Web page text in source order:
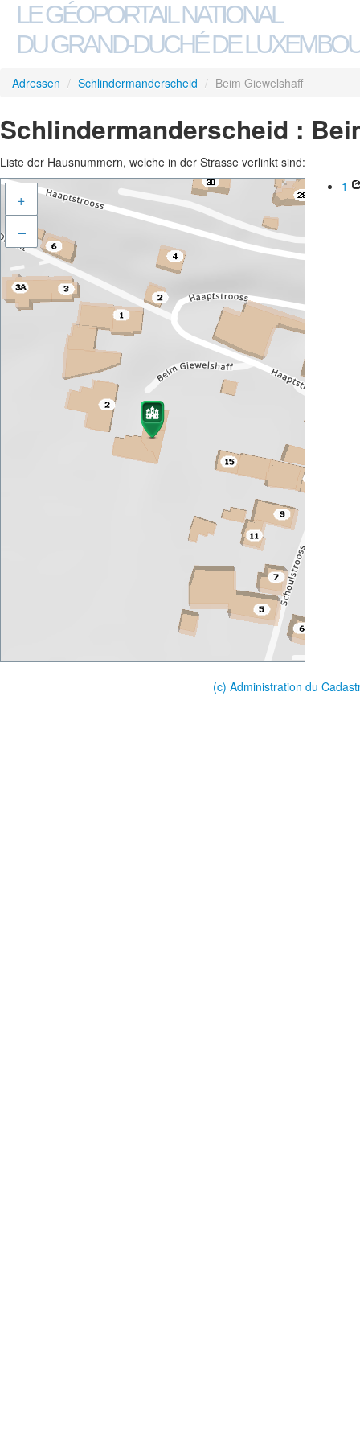
LE GÉOPORTAIL NATIONAL
DU GRAND-DUCHÉ DE
Adressen / Schlindermanderscheid / Beim Giewelshaff
Schlindermanderscheid :
Liste der Hausnummern, welche in der Strasse verlinkt sind:
+
–
1
(c) Administration du